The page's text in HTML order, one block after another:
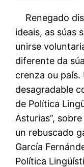
Renegado
ideais, as súas
unirse
diferente da
crenza ou
desagradable
de Política
Asturias”,
un rebuscado
García
Política